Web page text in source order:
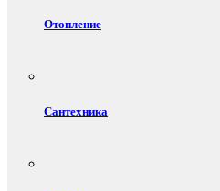
Отопление
Сантехника